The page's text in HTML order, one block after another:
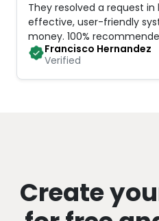
They resolved a request
effective, user-friendly
money. 100%
Francisco Hernandez
Verified
Create